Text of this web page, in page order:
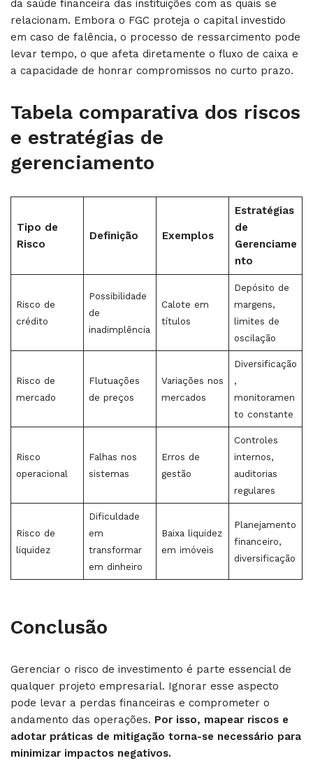
da saúde financeira das instituições com as quais se
relacionam. Embora o FGC proteja o capital investido
em caso de falência, o processo de ressarcimento pode
levar tempo, o que afeta diretamente o fluxo de caixa e
a capacidade de honrar compromissos no curto prazo.
Tabela comparativa dos riscos
e estratégias de
gerenciamento
Tipo de
Risco
Definição Exemplos
Estratégias
de
Gerenciame
nto
Risco de
crédito
Possibilidade
de
inadimplência
Calote em
títulos
Depósito de
margens,
limites de
oscilação
Risco de
mercado
Flutuações
de preços
Variações nos
mercados
Diversificação
,
monitoramen
to constante
Risco
operacional
Falhas nos
sistemas
Erros de
gestão
Controles
internos,
auditorias
regulares
Risco de
liquidez
Dificuldade
em
transformar
em dinheiro
Baixa liquidez
em imóveis
Planejamento
financeiro,
diversificação
Conclusão
Gerenciar o risco de investimento é parte essencial de
qualquer projeto empresarial. Ignorar esse aspecto
pode levar a perdas financeiras e comprometer o
andamento das operações. Por isso, mapear riscos e
adotar práticas de mitigação torna-se necessário para
minimizar impactos negativos.